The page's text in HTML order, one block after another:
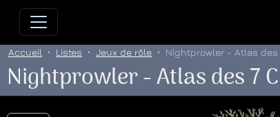
Allez directement au contenu
Accueil Listes Jeux de rôle Nightprowler - Atlas des
Nightprowler - Atlas des 7